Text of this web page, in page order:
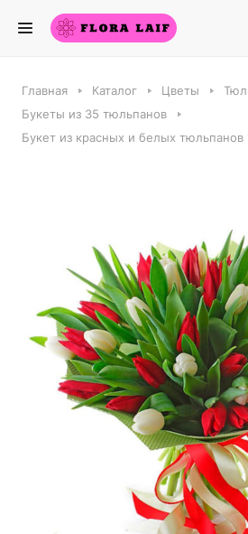
Главная Каталог Цветы
Букеты из 35 тюльпанов
Букет из красных и белых тюльпанов